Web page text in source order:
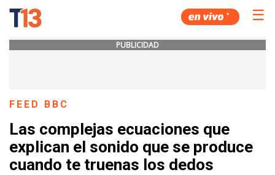
☰
PUBLICIDAD
FEED BBC
Las complejas ecuaciones que
explican el sonido que se produce
cuando te truenas los dedos